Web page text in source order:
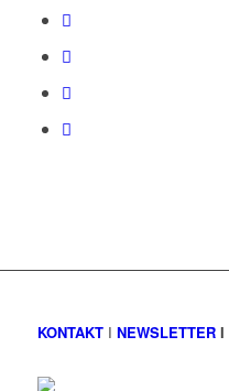
KONTAKTI NEWSLETTERI